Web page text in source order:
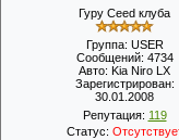
Гуру Ceed клуба
Группа: USER
Сообщений: 4734
Авто: Kia Niro LX
Зарегистрирован:
30.01.2008
Репутация: 119
Статус: